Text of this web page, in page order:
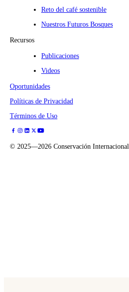
Reto del café sostenible
Nuestros Futuros Bosques
Recursos
Publicaciones
Videos
Oportunidades
Políticas de Privacidad
Términos de Uso
© 2025—2026 Conservación Internacional